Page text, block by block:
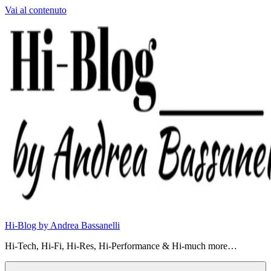
Vai al contenuto
Hi-Blog by Andrea Bassanelli
Hi-Tech, Hi-Fi, Hi-Res, Hi-Performance & Hi-much more…